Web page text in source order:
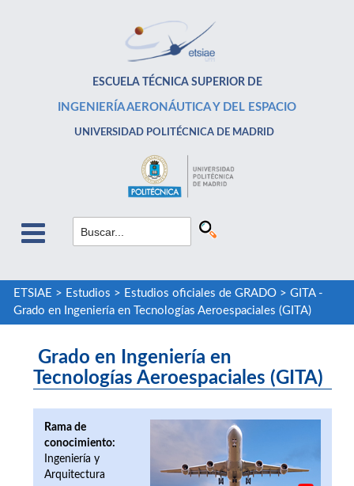
ESCUELA TÉCNICA SUPERIOR DE
INGENIERÍA AERONÁUTICA Y DEL ESPACIO
UNIVERSIDAD POLITÉCNICA DE MADRID
ETSIAE > Estudios > Estudios oficiales de GRADO> GITA -
Grado en Ingeniería en Tecnologías Aeroespaciales (GITA)
Grado en Ingeniería en
Tecnologías Aeroespaciales (GITA)
Rama de
conocimiento:
Ingeniería y
Arquitectura